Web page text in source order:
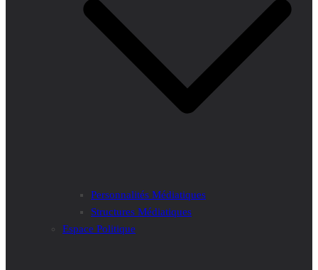
Personnalités Médiatiques
Structures Médiatiques
Espace Politique